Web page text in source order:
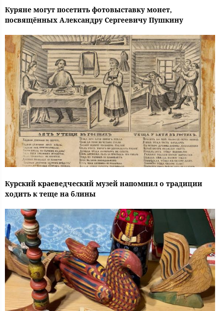
Куряне могут посетить фотовыставку монет,
посвящённых Александру Сергеевичу Пушкину
Курский краеведческий музей напомнил о традиции
ходить к теще на блины